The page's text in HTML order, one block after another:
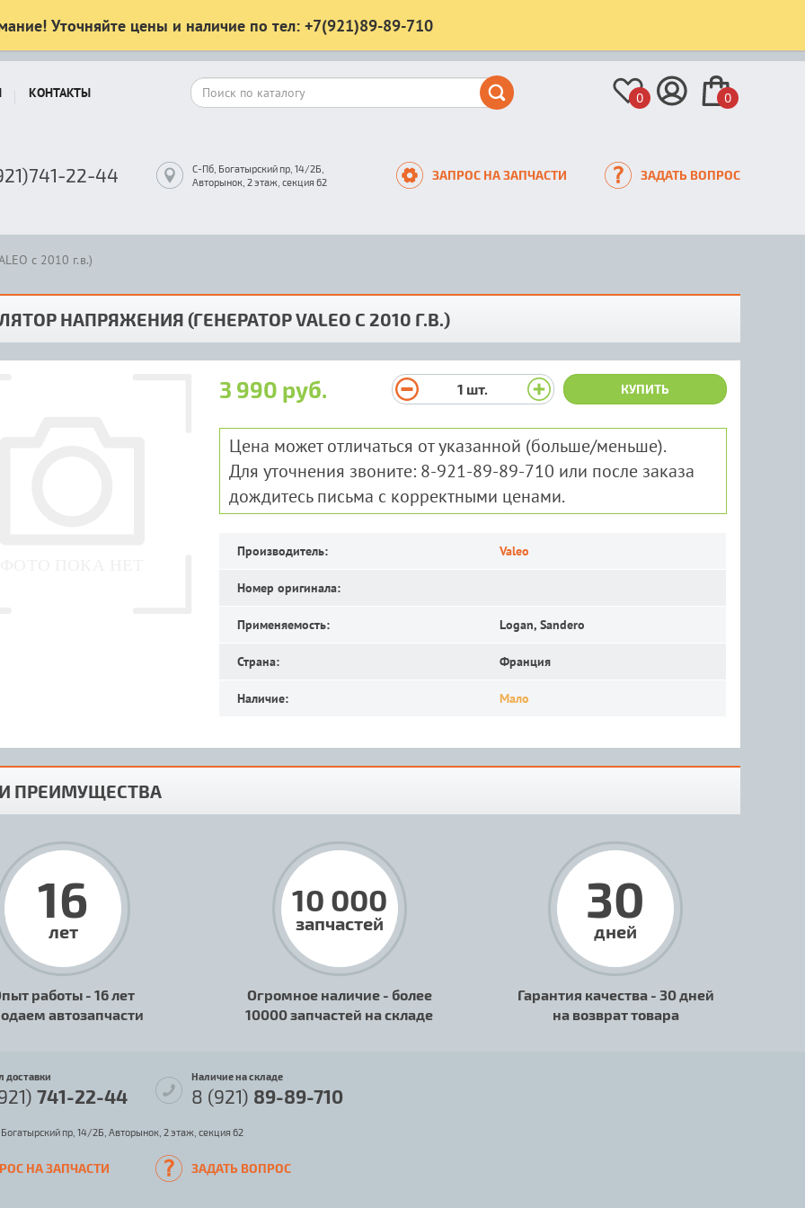
Уточняйте цены и наличие по тел: +7(921)89-89-710
КОНТАКТЫ 0 0
22-44
С-Пб, Богатырский пр, 14/2Б,
Авторынок, 2 этаж, секция 62
ЗАПРОС НА ЗАПЧАСТИ ЗАДАТЬ ВОПРОС
с 2010 г.в.)
НАПРЯЖЕНИЯ (ГЕНЕРАТОР VALEO С 2010 Г.В.)
3 990 руб. 1 шт. КУПИТЬ
Цена может отличаться от указанной (больше/меньше).
Для уточнения звоните: 8-921-89-89-710 или после заказа
дождитесь письма с корректными ценами.
Производитель: Valeo
Номер оригинала:
Применяемость: Logan, Sandero
Страна: Франция
Наличие: Мало
ПРЕИМУЩЕСТВА
16
лет
работы - 16 лет
автозапчасти
10 000
запчастей
Огромное наличие - более
10000 запчастей на складе
30
дней
Гарантия качества - 30 дней
на возврат товара
доставки
741-22-44
Наличие на складе
8 (921) 89-89-710
пр, 14/2Б, Авторынок, 2 этаж, секция 62
НА ЗАПЧАСТИ ЗАДАТЬ ВОПРОС